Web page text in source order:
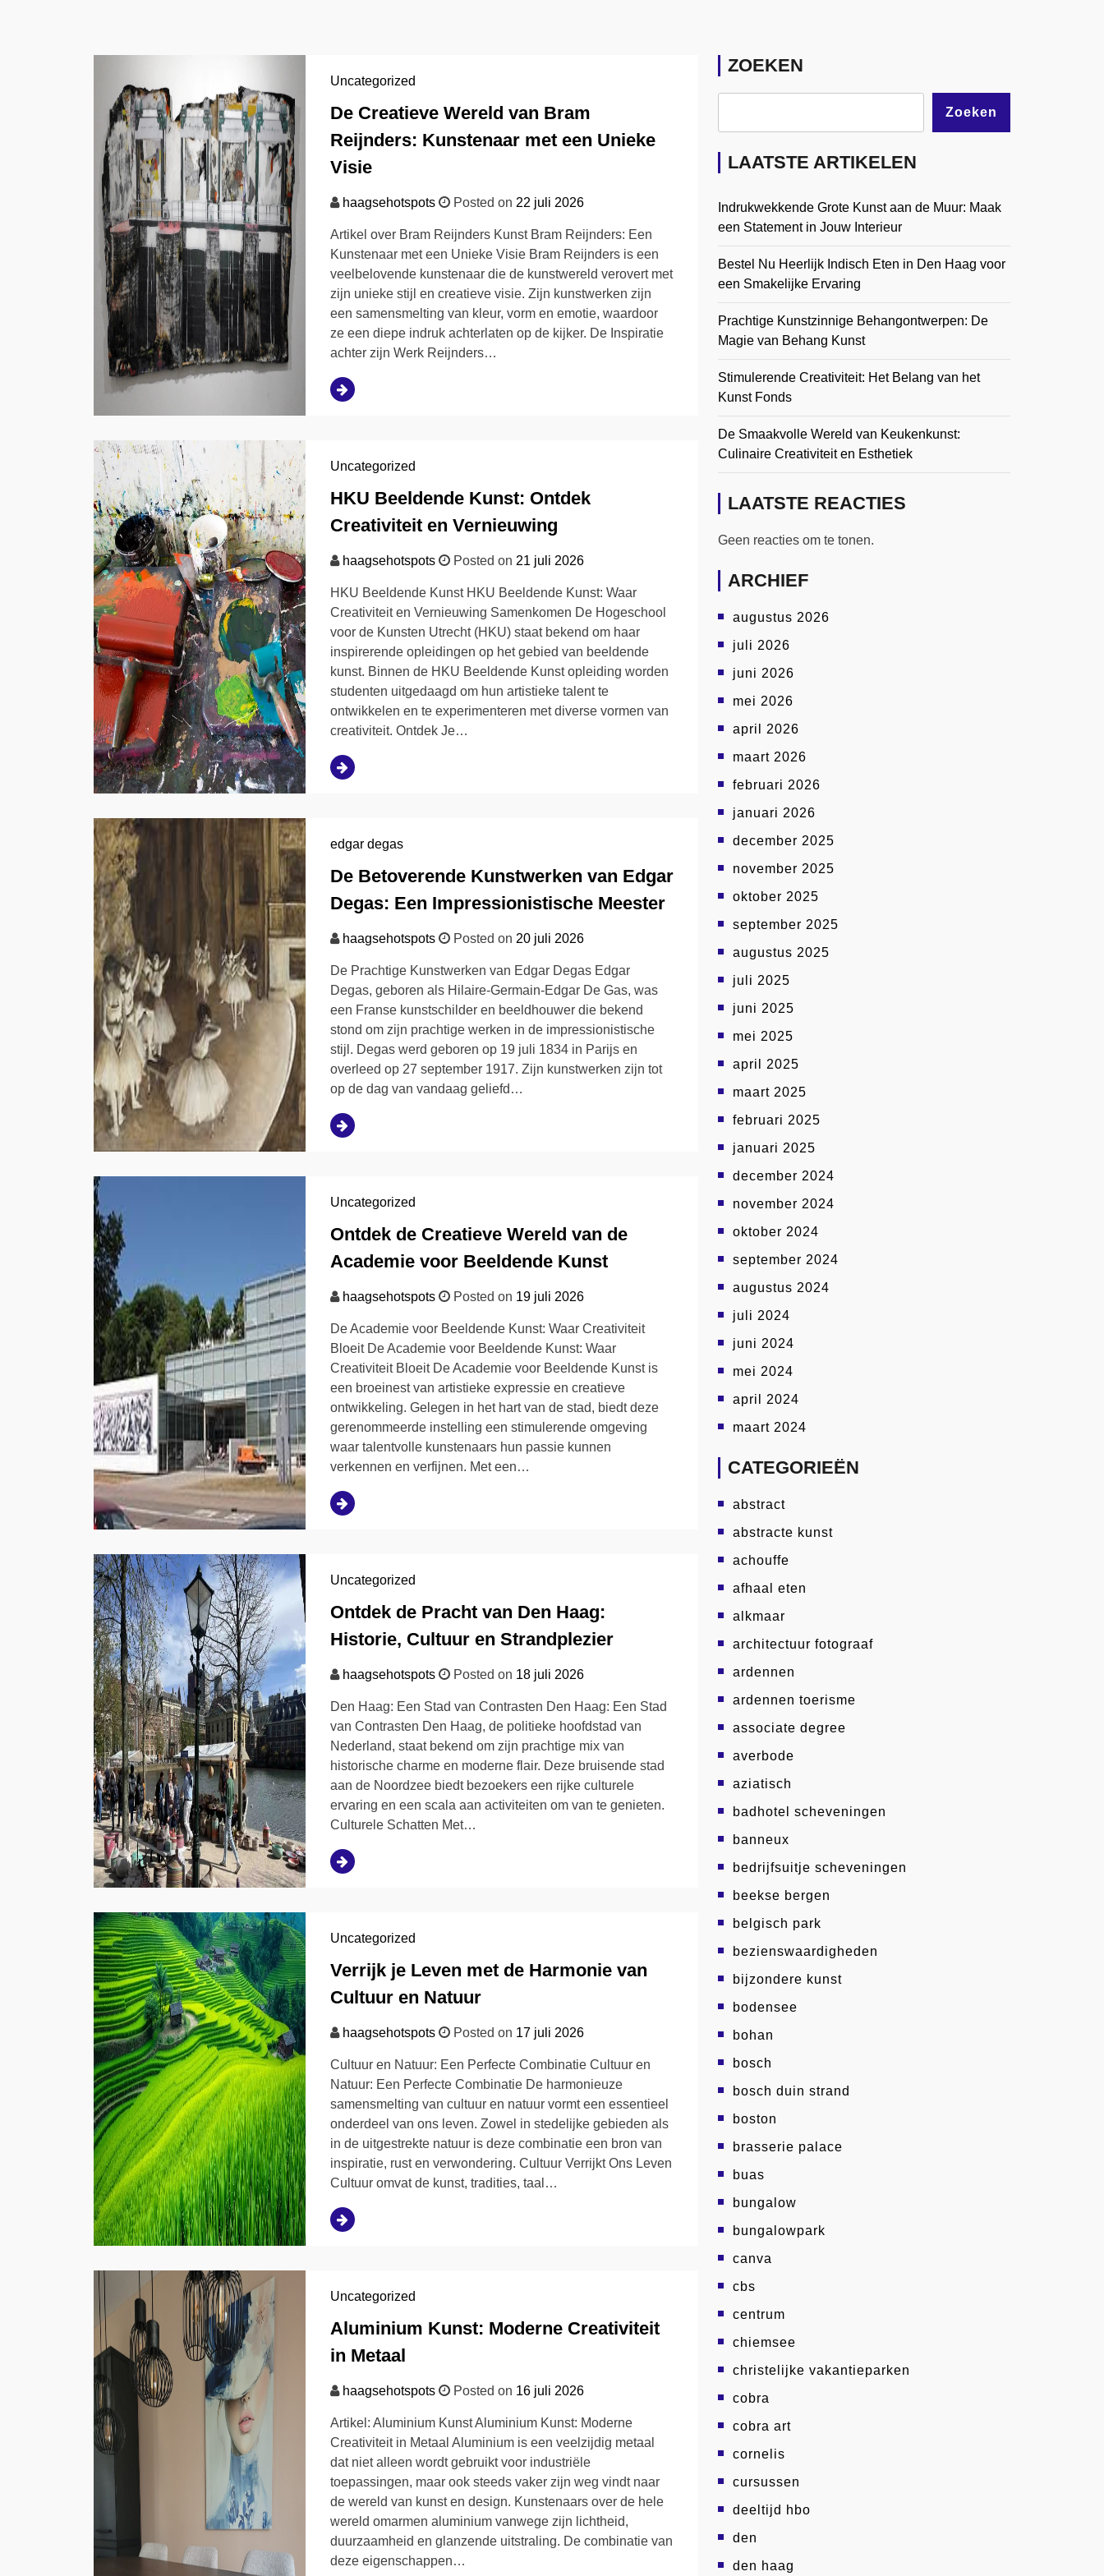
Uncategorized
De Creatieve Wereld van Bram
Reijnders: Kunstenaar met een Unieke
Visie
haagsehotspots Posted on 22 juli 2026
Artikel over Bram Reijnders Kunst Bram Reijnders: Een
Kunstenaar met een Unieke Visie Bram Reijnders is een
veelbelovende kunstenaar die de kunstwereld verovert met
zijn unieke stijl en creatieve visie. Zijn kunstwerken zijn
een samensmelting van kleur, vorm en emotie, waardoor
ze een diepe indruk achterlaten op de kijker. De Inspiratie
achter zijn Werk Reijnders…
Uncategorized
HKU Beeldende Kunst: Ontdek
Creativiteit en Vernieuwing
haagsehotspots Posted on 21 juli 2026
HKU Beeldende Kunst HKU Beeldende Kunst: Waar
Creativiteit en Vernieuwing Samenkomen De Hogeschool
voor de Kunsten Utrecht (HKU) staat bekend om haar
inspirerende opleidingen op het gebied van beeldende
kunst. Binnen de HKU Beeldende Kunst opleiding worden
studenten uitgedaagd om hun artistieke talent te
ontwikkelen en te experimenteren met diverse vormen van
creativiteit. Ontdek Je…
edgar degas
De Betoverende Kunstwerken van Edgar
Degas: Een Impressionistische Meester
haagsehotspots Posted on 20 juli 2026
De Prachtige Kunstwerken van Edgar Degas Edgar
Degas, geboren als Hilaire-Germain-Edgar De Gas, was
een Franse kunstschilder en beeldhouwer die bekend
stond om zijn prachtige werken in de impressionistische
stijl. Degas werd geboren op 19 juli 1834 in Parijs en
overleed op 27 september 1917. Zijn kunstwerken zijn tot
op de dag van vandaag geliefd…
Uncategorized
Ontdek de Creatieve Wereld van de
Academie voor Beeldende Kunst
haagsehotspots Posted on 19 juli 2026
De Academie voor Beeldende Kunst: Waar Creativiteit
Bloeit De Academie voor Beeldende Kunst: Waar
Creativiteit Bloeit De Academie voor Beeldende Kunst is
een broeinest van artistieke expressie en creatieve
ontwikkeling. Gelegen in het hart van de stad, biedt deze
gerenommeerde instelling een stimulerende omgeving
waar talentvolle kunstenaars hun passie kunnen
verkennen en verfijnen. Met een…
Uncategorized
Ontdek de Pracht van Den Haag:
Historie, Cultuur en Strandplezier
haagsehotspots Posted on 18 juli 2026
Den Haag: Een Stad van Contrasten Den Haag: Een Stad
van Contrasten Den Haag, de politieke hoofdstad van
Nederland, staat bekend om zijn prachtige mix van
historische charme en moderne flair. Deze bruisende stad
aan de Noordzee biedt bezoekers een rijke culturele
ervaring en een scala aan activiteiten om van te genieten.
Culturele Schatten Met…
Uncategorized
Verrijk je Leven met de Harmonie van
Cultuur en Natuur
haagsehotspots Posted on 17 juli 2026
Cultuur en Natuur: Een Perfecte Combinatie Cultuur en
Natuur: Een Perfecte Combinatie De harmonieuze
samensmelting van cultuur en natuur vormt een essentieel
onderdeel van ons leven. Zowel in stedelijke gebieden als
in de uitgestrekte natuur is deze combinatie een bron van
inspiratie, rust en verwondering. Cultuur Verrijkt Ons Leven
Cultuur omvat de kunst, tradities, taal…
Uncategorized
Aluminium Kunst: Moderne Creativiteit
in Metaal
haagsehotspots Posted on 16 juli 2026
Artikel: Aluminium Kunst Aluminium Kunst: Moderne
Creativiteit in Metaal Aluminium is een veelzijdig metaal
dat niet alleen wordt gebruikt voor industriële
toepassingen, maar ook steeds vaker zijn weg vindt naar
de wereld van kunst en design. Kunstenaars over de hele
wereld omarmen aluminium vanwege zijn lichtheid,
duurzaamheid en glanzende uitstraling. De combinatie van
deze eigenschappen…
ZOEKEN
Zoeken
LAATSTE ARTIKELEN
Indrukwekkende Grote Kunst aan de Muur: Maak
een Statement in Jouw Interieur
Bestel Nu Heerlijk Indisch Eten in Den Haag voor
een Smakelijke Ervaring
Prachtige Kunstzinnige Behangontwerpen: De
Magie van Behang Kunst
Stimulerende Creativiteit: Het Belang van het
Kunst Fonds
De Smaakvolle Wereld van Keukenkunst:
Culinaire Creativiteit en Esthetiek
LAATSTE REACTIES
Geen reacties om te tonen.
ARCHIEF
augustus 2026
juli 2026
juni 2026
mei 2026
april 2026
maart 2026
februari 2026
januari 2026
december 2025
november 2025
oktober 2025
september 2025
augustus 2025
juli 2025
juni 2025
mei 2025
april 2025
maart 2025
februari 2025
januari 2025
december 2024
november 2024
oktober 2024
september 2024
augustus 2024
juli 2024
juni 2024
mei 2024
april 2024
maart 2024
CATEGORIEËN
abstract
abstracte kunst
achouffe
afhaal eten
alkmaar
architectuur fotograaf
ardennen
ardennen toerisme
associate degree
averbode
aziatisch
badhotel scheveningen
banneux
bedrijfsuitje scheveningen
beekse bergen
belgisch park
bezienswaardigheden
bijzondere kunst
bodensee
bohan
bosch
bosch duin strand
boston
brasserie palace
buas
bungalow
bungalowpark
canva
cbs
centrum
chiemsee
christelijke vakantieparken
cobra
cobra art
cornelis
cursussen
deeltijd hbo
den
den haag